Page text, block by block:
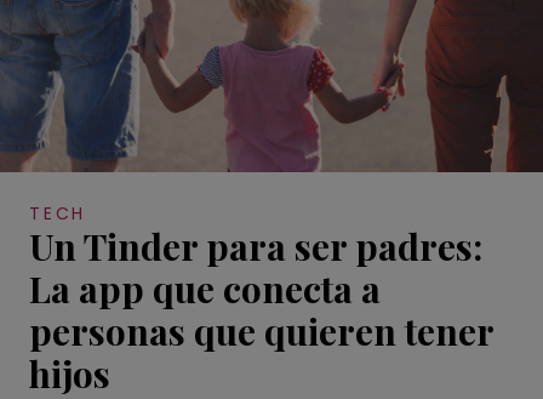
TECH
Un Tinder para ser padres:
La app que conecta a
personas que quieren tener
hijos